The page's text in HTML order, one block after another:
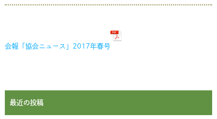
会報「協会ニュース」2017年春号
最近の投稿